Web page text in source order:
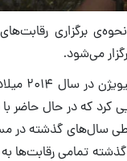
می‌شود.
با
سال‌های گذشته در
تمامی رقابت‌ها